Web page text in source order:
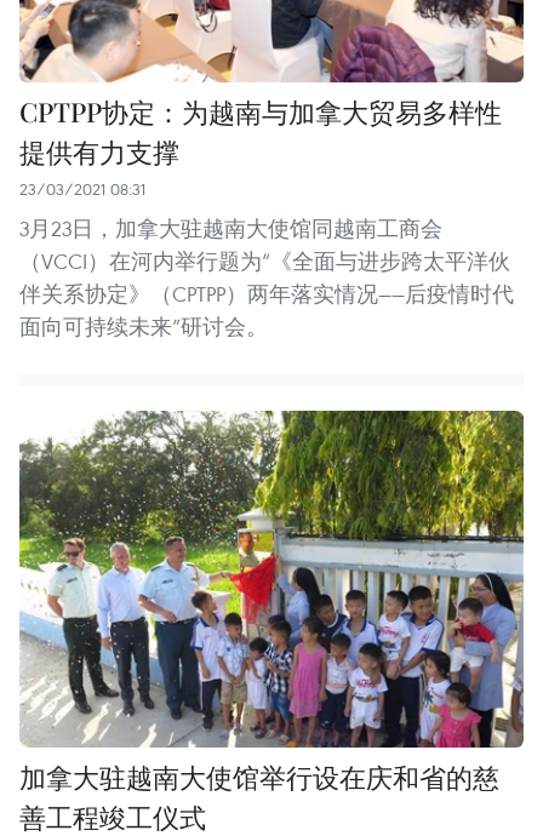
CPTPP协定：为越南与加拿大贸易多样性
提供有力支撑
23/03/2021 08:31
3月23日，加拿大驻越南大使馆同越南工商会
（VCCI）在河内举行题为“《全面与进步跨太平洋伙
伴关系协定》（CPTPP）两年落实情况——后疫情时代
面向可持续未来”研讨会。
加拿大驻越南大使馆举行设在庆和省的慈
善工程竣工仪式